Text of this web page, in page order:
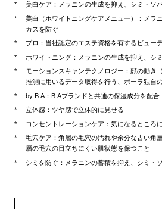
美白ケア：メラニンの生成を抑え、シミ・ソ
美白（ホワイトニングケアメニュー）：メラ
カスを防ぐ
プロ：当社認定のエステ資格を有するビュー
ホワイトニング：メラニンの生成を抑え、シ
モーションスキャンテクノロジー：顔の動き
推測に用いるデータ取得を行う、ポーラ独自
by B.A：B.Aブランドと共通の保湿成分を配合
立体感：ツヤ感で立体的に見せる
コンセントレーションケア：気になるところ
毛穴ケア：角層の毛穴の汚れや余分な古い角
層の毛穴の目立ちにくい肌状態を保つこと
シミを防ぐ：メラニンの蓄積を抑え、シミ・